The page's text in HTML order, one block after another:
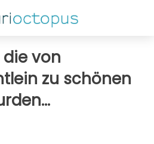
die von
zu schönen